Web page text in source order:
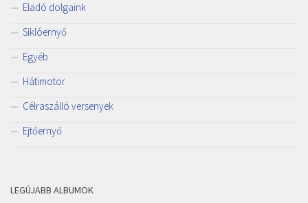
Eladó dolgaink
Siklóernyő
Egyéb
Hátimotor
Célraszálló versenyek
Ejtőernyő
LEGÚJABB ALBUMOK